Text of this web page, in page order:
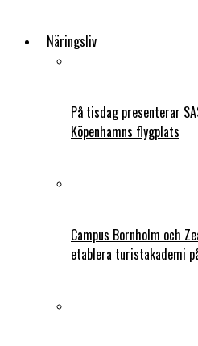
Näringsliv
På tisdag presenterar
Köpenhamns flygplats
Campus Bornholm och
etablera turistakademi